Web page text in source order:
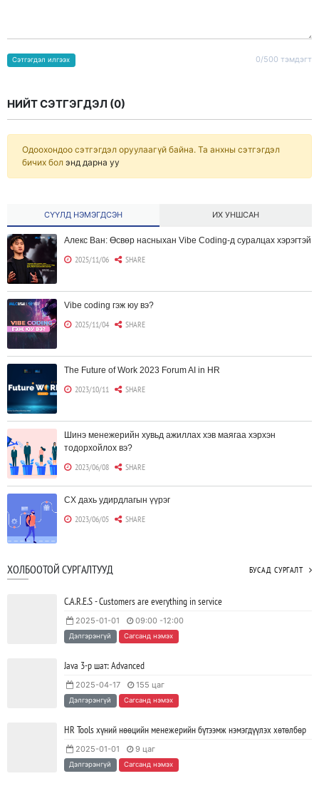
0/500 тэмдэгт
Сэтгэгдэл илгээх
НИЙТ СЭТГЭГДЭЛ (0)
Одоохондоо сэтгэгдэл оруулаагүй байна. Та анхны сэтгэгдэл
бичих бол энд дарна уу
СҮҮЛД НЭМЭГДСЭН ИХ УНШСАН
Алекс Ван: Өсвөр насныхан Vibe Coding-д суралцах хэрэгтэй
2025/11/06 SHARE
Vibe coding гэж юу вэ?
2025/11/04 SHARE
The Future of Work 2023 Forum AI in HR
2023/10/11 SHARE
Шинэ менежерийн хувьд ажиллах хэв маягаа хэрхэн
тодорхойлох вэ?
2023/06/08 SHARE
CX дахь удирдлагын үүрэг
2023/06/05 SHARE
Борлуулагчид "ЮҮЛҮҮР"-т төвлөрөх шаардлагагүй болж
2023/06/02
Тодорхойгүй цаг үед CEO нар хэрхэн инновацийг дэмжих вэ?
JAVA программчлалын хэлний олимпиад амжилттай зохион
байгуулагдлаа.
2023/05/15 SHARE
Java VS Python: Аль хэлийг түрүүлж сурах вэ?
ХОЛБООТОЙ СУРГАЛТУУД БУСАД СУРГАЛТ
C.A.R.E.S - Customers are everything in service
2025-01-01 09:00 -12:00
Дэлгэрэнгүй Сагсанд нэмэх
Java 3-р шат: Advanced
2025-04-17 155 цаг
Дэлгэрэнгүй Сагсанд нэмэх
HR Tools хүний нөөцийн менежерийн бүтээмж нэмэгдүүлэх хөтөлбөр
2025-01-01 9 цаг
Дэлгэрэнгүй Сагсанд нэмэх